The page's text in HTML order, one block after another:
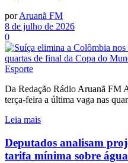
por Aruanã FM
8 de julho de 2026
0
Esporte
Da Redação Rádio Aruanã FM
terça-feira a última vaga nas
Leia mais
Deputados analisam
tarifa mínima sobre